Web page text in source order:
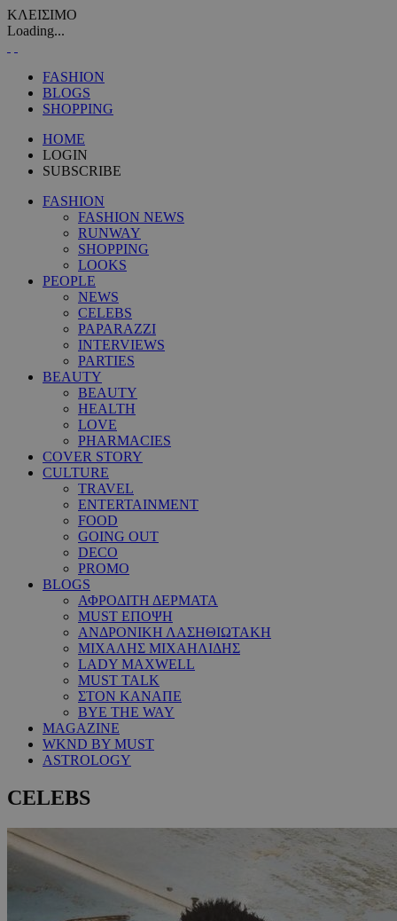
ΚΛΕΙΣΙΜΟ
Loading...
FASHION
BLOGS
SHOPPING
HOME
LOGIN
SUBSCRIBE
FASHION
FASHION NEWS
RUNWAY
SHOPPING
LOOKS
PEOPLE
NEWS
CELEBS
PAPARAZZI
INTERVIEWS
PARTIES
BEAUTY
BEAUTY
HEALTH
LOVE
PHARMACIES
COVER STORY
CULTURE
TRAVEL
ENTERTAINMENT
FOOD
GOING OUT
DECO
PROMO
BLOGS
ΑΦΡΟΔΙΤΗ ΔΕΡΜΑΤΑ
MUST ΕΠΟΨΗ
ΑΝΔΡΟΝΙΚΗ ΛΑΣΗΘΙΩΤΑΚΗ
ΜΙΧΑΛΗΣ ΜΙΧΑΗΛΙΔΗΣ
LADY MAXWELL
MUST TALK
ΣΤΟΝ ΚΑΝΑΠΕ
BYE THE WAY
MAGAZINE
WKND BY MUST
ASTROLOGY
CELEBS